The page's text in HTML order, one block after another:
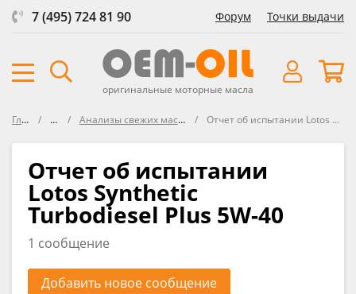
7 (495) 724 81 90 Форум Точки выдачи
оригинальные моторные масла
Главная ФорумАнализы свежих масел VOA (Virgin Oil Analysis) Отчет об испытании Lotos Synthetic Turbodiesel Plus 5W-40
Отчет об испытании
Lotos Synthetic
Turbodiesel Plus 5W-40
1 сообщение
Добавить новое сообщение